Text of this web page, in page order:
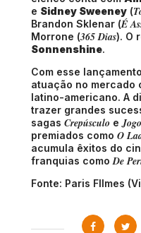
e Sidney Sweeney (
Brandon Sklenar (É
Morrone (365 Dias). O
Sonnenshine.
Com esse
atuação no mercado
latino-americano. A
trazer grandes
sagas Crepúsculo e
premiados como O
acumula êxitos do
franquias como De
Fonte: Paris FIlmes